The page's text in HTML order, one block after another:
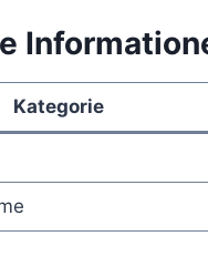
Kategorie